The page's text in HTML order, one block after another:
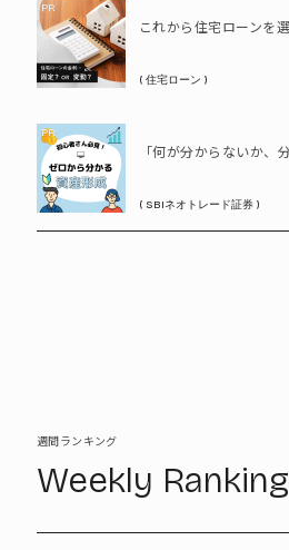
PR
( 住宅ローン )
PR
( SBIネオトレード証券 )
週間ランキング
Weekly Ranking